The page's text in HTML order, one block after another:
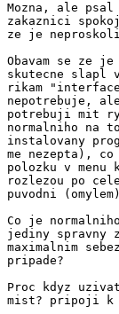
Mozna, ale
zakaznici
ze je
Obavam se ze
skutecne slapl
rikam
nepotrebuje,
potrebuji mit
normalniho na
instalovany
me nezepta),
polozku v
rozlezou po
puvodni
Co je
jediny spravny
maximalnim
pripade?
Proc kdyz
mist? pripoji k